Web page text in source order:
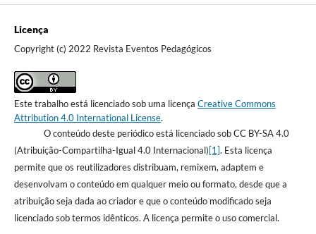
Licença
Copyright (c) 2022 Revista Eventos Pedagógicos
Este trabalho está licenciado sob uma licença Creative Commons
Attribution 4.0 International License.
O conteúdo deste periódico está licenciado sob CC BY-SA 4.0
(Atribuição-Compartilha-Igual 4.0 Internacional)[1]. Esta licença
permite que os reutilizadores distribuam, remixem, adaptem e
desenvolvam o conteúdo em qualquer meio ou formato, desde que a
atribuição seja dada ao criador e que o conteúdo modificado seja
licenciado sob termos idênticos. A licença permite o uso comercial.